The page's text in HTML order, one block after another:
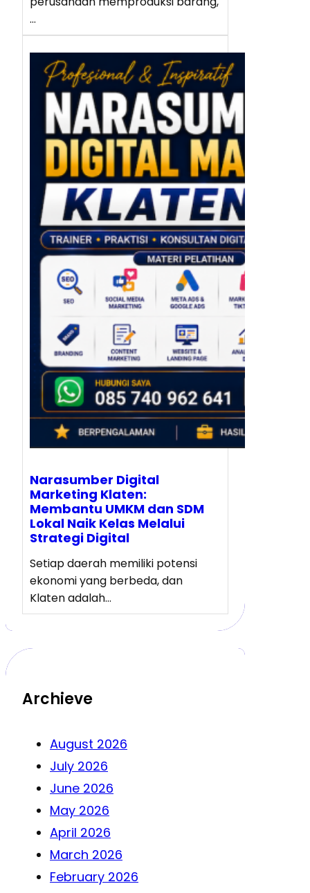
…
Narasumber Digital
Marketing Klaten:
Membantu UMKM dan SDM
Lokal Naik Kelas Melalui
Strategi Digital
Setiap daerah memiliki potensi
ekonomi yang berbeda, dan
Klaten adalah…
Archieve
August 2026
July 2026
June 2026
May 2026
April 2026
March 2026
February 2026